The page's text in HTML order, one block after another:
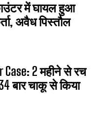
में घायल हुआ
अवैध पिस्तौल
Case: 2 महीने से रच
बार चाकू से किया